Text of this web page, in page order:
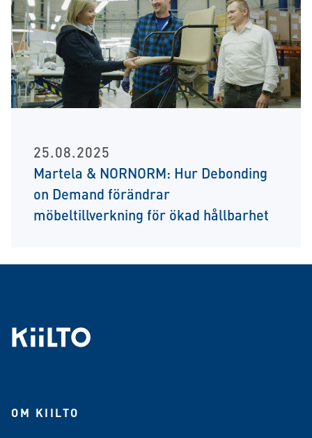
25.08.2025
Martela & NORNORM: Hur Debonding
on Demand förändrar
möbeltillverkning för ökad hållbarhet
OM KIILTO